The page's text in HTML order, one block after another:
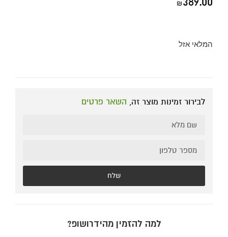
₪
המלאי אזל
לבירור זמינות מוצר זה, השאר פרטים
שלח
למה להזמין מהידרושופ?